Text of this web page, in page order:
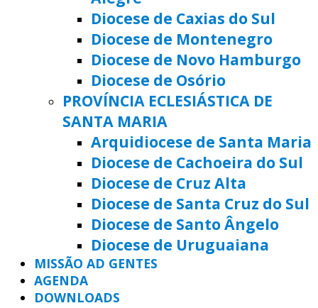
Diocese de Caxias do Sul
Diocese de Montenegro
Diocese de Novo Hamburgo
Diocese de Osório
PROVÍNCIA ECLESIÁSTICA DE
SANTA MARIA
Arquidiocese de Santa Maria
Diocese de Cachoeira do Sul
Diocese de Cruz Alta
Diocese de Santa Cruz do Sul
Diocese de Santo Ângelo
Diocese de Uruguaiana
MISSÃO AD GENTES
AGENDA
DOWNLOADS